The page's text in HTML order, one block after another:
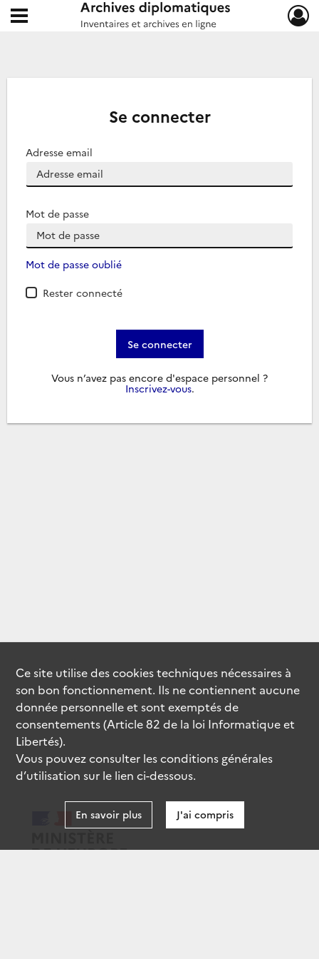
Archives diplomatiques
Ouvrir le menu déroulant
Se connecter
Adresse email
Mot de passe
Mot de passe oublié
Rester connecté
Se connecter
Vous n’avez pas encore d'espace personnel ?
Inscrivez-vous.
Ce site utilise descookiestechniques nécessaires à
son bon fonctionnement. Ils ne contiennent aucune
donnée personnelle et sont exemptés de
consentements (Article 82 de la loi Informatique et
Libertés).
Vous pouvez consulter les conditions générales
d’utilisation sur le lien ci-dessous.
En savoir plus J'ai compris